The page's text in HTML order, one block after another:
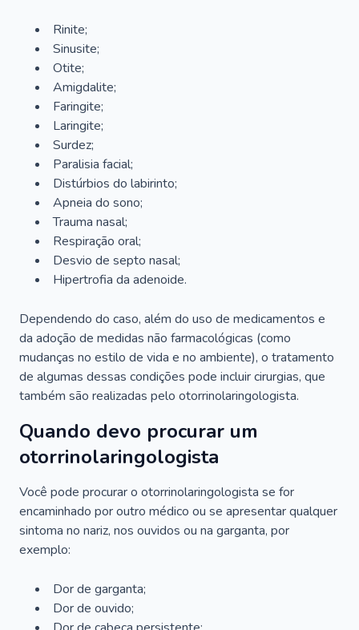
Rinite;
Sinusite;
Otite;
Amigdalite;
Faringite;
Laringite;
Surdez;
Paralisia facial;
Distúrbios do labirinto;
Apneia do sono;
Trauma nasal;
Respiração oral;
Desvio de septo nasal;
Hipertrofia da adenoide.
Dependendo do caso, além do uso de medicamentos e
da adoção de medidas não farmacológicas (como
mudanças no estilo de vida e no ambiente), o tratamento
de algumas dessas condições pode incluir cirurgias, que
também são realizadas pelo otorrinolaringologista.
Quando devo procurar um
otorrinolaringologista
Você pode procurar o otorrinolaringologista se for
encaminhado por outro médico ou se apresentar qualquer
sintoma no nariz, nos ouvidos ou na garganta, por
exemplo:
Dor de garganta;
Dor de ouvido;